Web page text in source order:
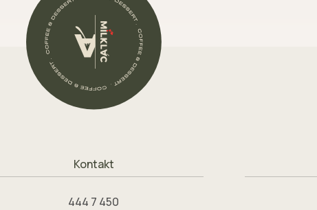
Kontakt
444 7 450